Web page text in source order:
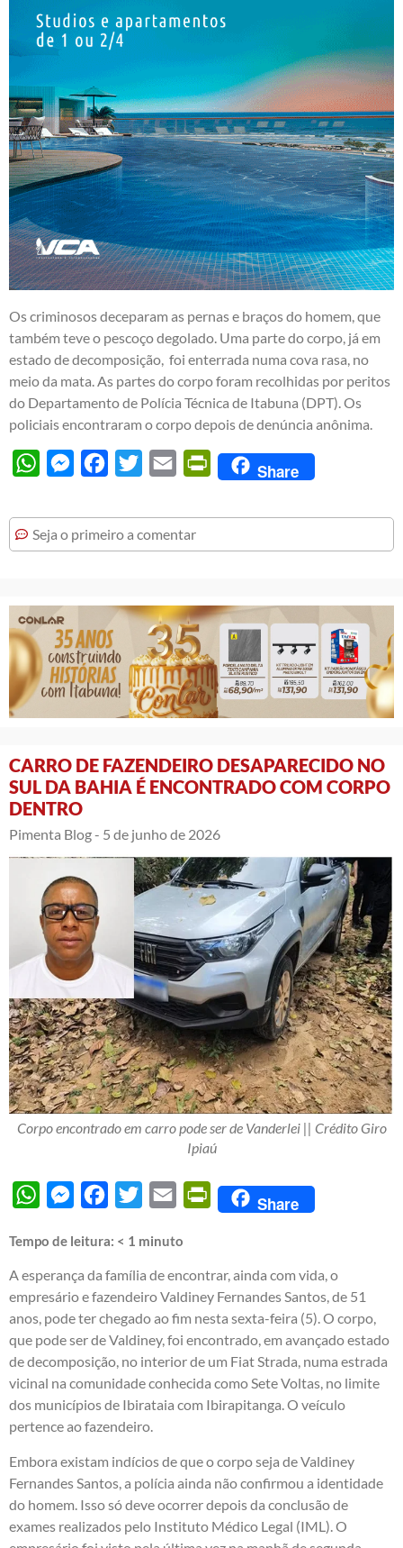
Os criminosos deceparam as pernas e braços do homem, que
também teve o pescoço degolado. Uma parte do corpo, já em
estado de decomposição, foi enterrada numa cova rasa, no
meio da mata. As partes do corpo foram recolhidas por peritos
do Departamento de Polícia Técnica de Itabuna (DPT). Os
policiais encontraram o corpo depois de denúncia anônima.
WhatsAppMessengerFacebook
Twitter Email PrintFriendly
Share
Seja o primeiro a comentar
CARRO DE FAZENDEIRO DESAPARECIDO NO
SUL DA BAHIA É ENCONTRADO COM CORPO
DENTRO
Pimenta Blog - 5 de junho de 2026
Corpo encontrado em carro pode ser de Vanderlei || Crédito Giro
Ipiaú
WhatsAppMessengerFacebook
Twitter Email PrintFriendly
Share
Tempo de leitura: < 1 minuto
A esperança da família de encontrar, ainda com vida, o
empresário e fazendeiro Valdiney Fernandes Santos, de 51
anos, pode ter chegado ao fim nesta sexta-feira (5). O corpo,
que pode ser de Valdiney, foi encontrado, em avançado estado
de decomposição, no interior de um Fiat Strada, numa estrada
vicinal na comunidade conhecida como Sete Voltas, no limite
dos municípios de Ibirataia com Ibirapitanga. O veículo
pertence ao fazendeiro.
Embora existam indícios de que o corpo seja de Valdiney
Fernandes Santos, a polícia ainda não confirmou a identidade
do homem. Isso só deve ocorrer depois da conclusão de
exames realizados pelo Instituto Médico Legal (IML). O